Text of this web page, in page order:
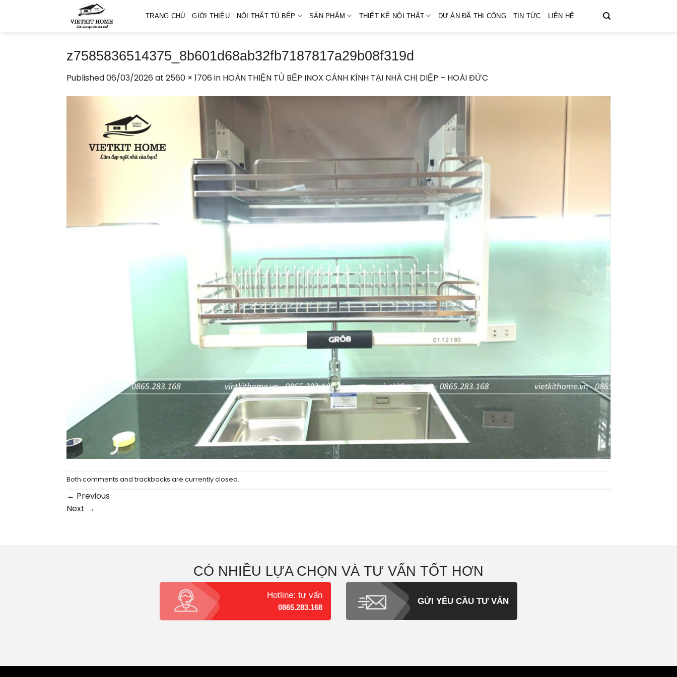
TRANG CHỦ GIỚI THIỆU NỘI THẤT TỦ BẾP SẢN PHẨM THIẾT KẾ NỘI THẤT DỰ ÁN ĐÃ THI CÔNG TIN TỨC LIÊN HỆ
z7585836514375_8b601d68ab32fb7187817a29b08f319d
Published06/03/2026 at 2560 × 1706 in HOÀN THIỆN TỦ BẾP INOX CÁNH KÍNH TẠI NHÀ CHỊ DIỆP – HOÀI ĐỨC
Both comments and trackbacks are currently closed.
← Previous
Next →
CÓ NHIỀU LỰA CHỌN VÀ TƯ VẤN TỐT HƠN
Hotline: tư vấn
0865.283.168
GỬI YÊU CẦU TƯ VẤN